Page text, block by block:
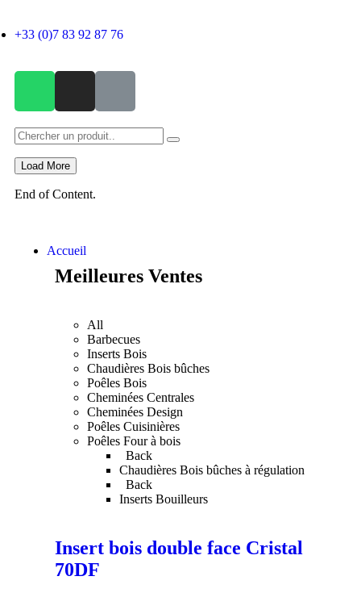
+33 (0)7 83 92 87 76
Load More
End of Content.
Accueil
Meilleures Ventes
All
Barbecues
Inserts Bois
Chaudières Bois bûches
Poêles Bois
Cheminées Centrales
Cheminées Design
Poêles Cuisinières
Poêles Four à bois
Back
Chaudières Bois bûches à régulation
Back
Inserts Bouilleurs
Insert bois double face Cristal
70DF
Nécessaire
Ces cookies ne
Statistiques